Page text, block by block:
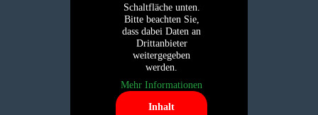
Schaltfläche unten.
Bitte beachten Sie,
dass dabei Daten an
Drittanbieter
weitergegeben
werden.
Mehr Informationen
Inhalt